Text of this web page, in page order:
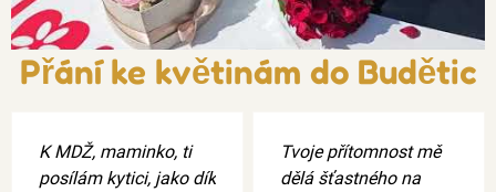
Přání ke květinám do Budětic
K MDŽ, maminko, ti
posílám kytici, jako dík
Tvoje přítomnost mě
dělá šťastného na